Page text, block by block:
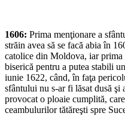
1606: Prima menţionare a
străin avea să se facă abia în
catolice din Moldova, iar prima
biserică pentru a putea stabili
iunie 1622, când, în faţa
sfântului nu s-ar fi lăsat dusă şi
provocat o ploaie cumplită,
ceambulurilor tătăreşti spre